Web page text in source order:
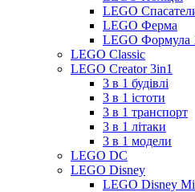
LEGO
LEGO Ферма
LEGO Формула
LEGO Classic
LEGO Creator 3in1
3 в 1 будівлі
3 в 1 істоти
3 в 1 транспорт
3 в 1 літаки
3 в 1 модели
LEGO DC
LEGO Disney
LEGO Disney